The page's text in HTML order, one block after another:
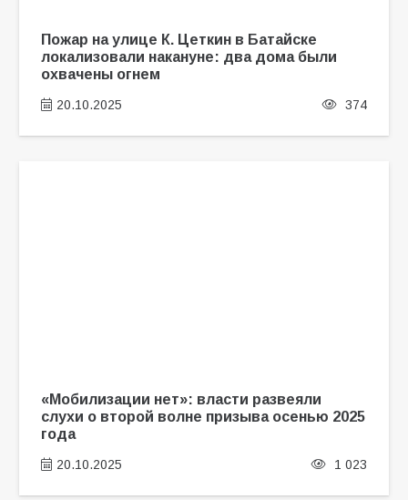
Пожар на улице К. Цеткин в Батайске
локализовали накануне: два дома были
охвачены огнем
20.10.2025 374
«Мобилизации нет»: власти развеяли
слухи о второй волне призыва осенью 2025
года
20.10.2025 1 023